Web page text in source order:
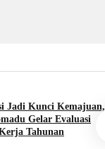
Jadi Kunci Kemajuan,
Gelar Evaluasi
Tahunan